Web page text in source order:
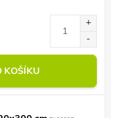
KOŠÍKU